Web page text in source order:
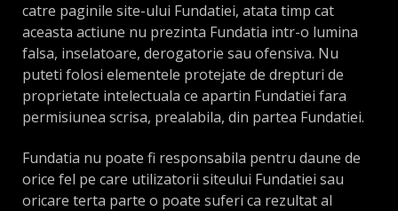
catre paginile site-ului Fundatiei, atata timp cat
aceasta actiune nu prezinta Fundatia intr-o lumina
falsa, inselatoare, derogatorie sau ofensiva. Nu
puteti folosi elementele protejate de drepturi de
proprietate intelectuala ce apartin Fundatiei fara
permisiunea scrisa, prealabila, din partea Fundatiei.
Fundatia nu poate fi responsabila pentru daune de
orice fel pe care utilizatorii siteului Fundatiei sau
oricare terta parte o poate suferi ca rezultat al